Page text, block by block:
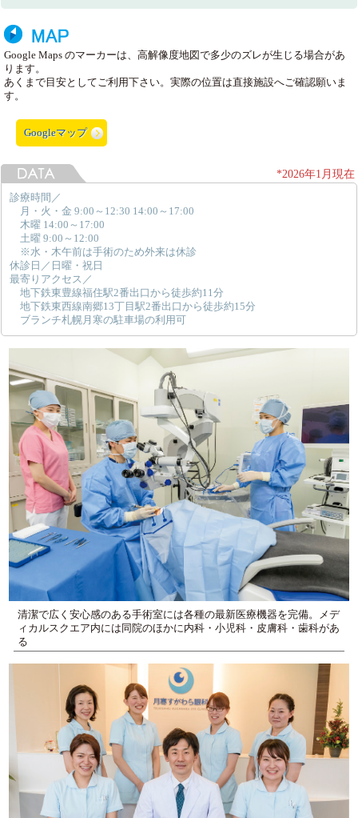
Google Maps のマーカーは、高解像度地図で多少のズレが生じる場合があ
ります。
あくまで目安としてご利用下さい。実際の位置は直接施設へご確認願いま
す。
Googleマップ
*2026年1月現在
診療時間／
月・火・金 9:00～12:30 14:00～17:00
木曜 14:00～17:00
土曜 9:00～12:00
※水・木午前は手術のため外来は休診
休診日／日曜・祝日
最寄りアクセス／
地下鉄東豊線福住駅2番出口から徒歩約11分
地下鉄東西線南郷13丁目駅2番出口から徒歩約15分
ブランチ札幌月寒の駐車場の利用可
清潔で広く安心感のある手術室には各種の最新医療機器を完備。メデ
ィカルスクエア内には同院のほかに内科・小児科・皮膚科・歯科があ
る